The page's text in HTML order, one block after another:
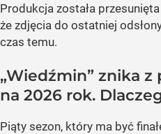
Produkcja została
że zdjęcia do ostatniej
czas temu.
„Wiedźmin” znika
na 2026 rok.
Piąty sezon, który ma być